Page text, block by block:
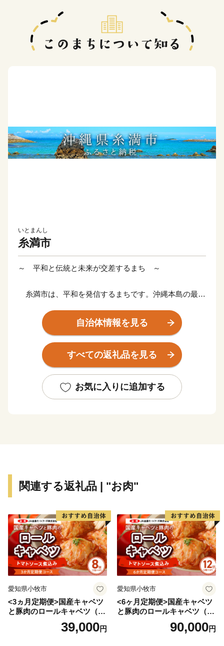
いとまんし
糸満市
～ 平和と伝統と未来が交差するまち ～
糸満市は、平和を発信するまちです。沖縄本島の最南
の塔や平和祈念公園をはじめ、各都道府県の慰霊碑が多
数存在するなど平和の尊さと戦争の悲惨さを発信するま
ちで、修学旅行など平和学習の場となっています。
レーや糸満大綱引をはじめ、ウシデーク、棒術、エイサ
ーなどの伝統行事が各字に息づき、また全国でも珍しい
通により、那覇空港との時間距離が15分～20分と短く
業も盛んですが、特に卸売市場を整備し、水産物の国際
的物流拠点を目指しています。
このように糸満市は、平和と伝統と未来が交差する発
展の可能性を大きく秘めたまちです。糸満市でたくさん
満市にご注目ください。
自治体情報を見る
すべての返礼品を見る
お気に入りに追加する
関連する返礼品 | "お肉"
愛知県小牧市
<3ヵ月定期便>国産キャベツ
と豚肉のロールキャベツ（4P
39,000円
愛知県小牧市
<6ヶ月定期便>国産キャベツ
と豚肉のロールキャベツ（6P
90,000円